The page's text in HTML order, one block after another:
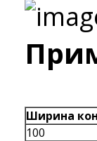
Ширина
100